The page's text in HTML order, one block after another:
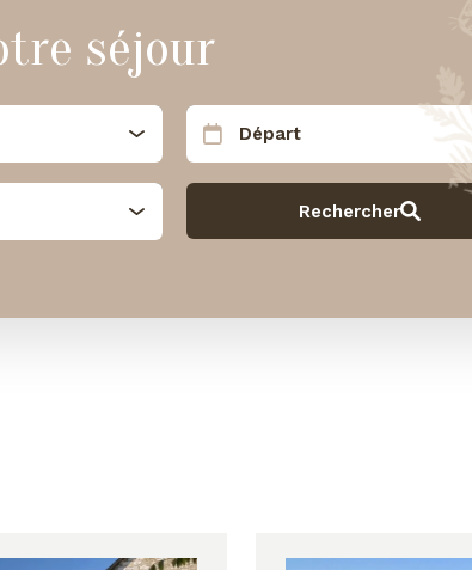
séjour